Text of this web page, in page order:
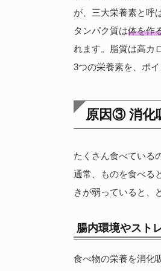
が、三大栄養素と呼
タンパク質は体を作
れます。脂質は高カ
3つの栄養素を、ポ
原因③ 消化
たくさん食べている
通常、ものを食べる
きが弱っていると、
腸内環境やスト
食べ物の栄養を消化